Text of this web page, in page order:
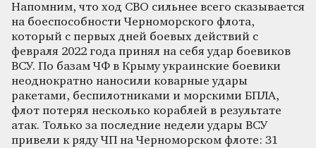
Напомним, что ход СВО сильнее всего сказывается
на боеспособности Черноморского флота,
который с первых дней боевых действий с
февраля 2022 года принял на себя удар боевиков
ВСУ. По базам ЧФ в Крыму украинские боевики
неоднократно наносили коварные удары
ракетами, беспилотниками и морскими БПЛА,
флот потерял несколько кораблей в результате
атак. Только за последние недели удары ВСУ
привели к ряду ЧП на Черноморском флоте: 31